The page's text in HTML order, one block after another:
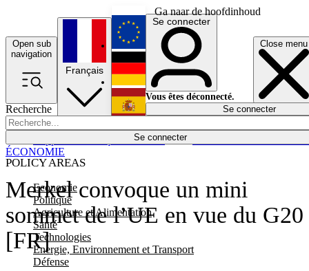
Ga naar de hoofdinhoud
Open sub
navigation
Close menu
Recherche
Se connecter
POLICY AREAS
Economie
Politique
Agriculture et Alimentation
Santé
Technologies
Energie, Environnement et Transport
Défense
Économie
Français
English
Deutsch
Español
Se connecter
Vous êtes déconnecté.
Se connecter
Merkel convoque un mini
sommet de l’UE en vue du G20
[FR]
ÉCONOMIE